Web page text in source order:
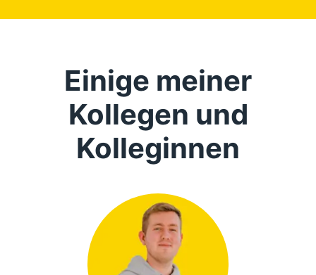
Einige meiner
Kollegen und
Kolleginnen